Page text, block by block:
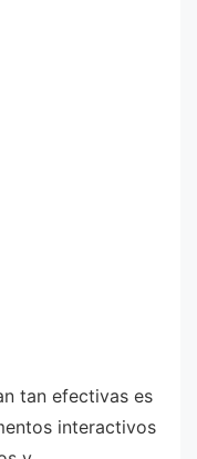
tan efectivas es
interactivos